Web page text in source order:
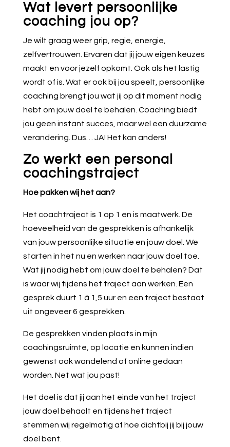
Wat levert persoonlijke
coaching jou op?
Je wilt graag weer grip, regie, energie,
zelfvertrouwen. Ervaren dat jij jouw eigen keuzes
maakt en voor jezelf opkomt. Ook als het lastig
wordt of is. Wat er ook bij jou speelt, persoonlijke
coaching brengt jou wat jij op dit moment nodig
hebt om jouw doel te behalen. Coaching biedt
jou geen instant succes, maar wel een duurzame
verandering. Dus… JA! Het kan anders!
Zo werkt een personal
coachingstraject
Hoe pakken wij het aan?
Het coachtraject is 1 op 1 en is maatwerk. De
hoeveelheid van de gesprekken is afhankelijk
van jouw persoonlijke situatie en jouw doel. We
starten in het nu en werken naar jouw doel toe.
Wat jij nodig hebt om jouw doel te behalen? Dat
is waar wij tijdens het traject aan werken. Een
gesprek duurt 1 á 1,5 uur en een traject bestaat
uit ongeveer 6 gesprekken.
De gesprekken vinden plaats in mijn
coachingsruimte, op locatie en kunnen indien
gewenst ook wandelend of online gedaan
worden. Net wat jou past!
Het doel is dat jij aan het einde van het traject
jouw doel behaalt en tijdens het traject
stemmen wij regelmatig af hoe dichtbij jij bij jouw
doel bent.